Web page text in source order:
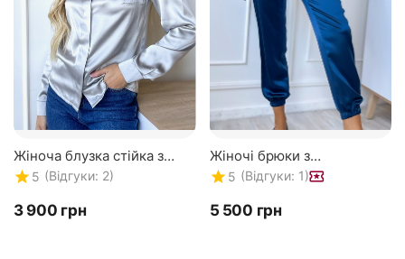
Жіноча блузка стійка з
натурального шовку,
сорочка сірого кольору.
TM "Silk Kiss". 100%...
5 (Відгуки: 2)
‍3 900‍ грн
Жіночі брюки з
натурального 100% шовку,
шовкові брюки TM "Silk
Kiss". Королівський синій
5 (Відгуки: 1)
‍5 500‍ грн